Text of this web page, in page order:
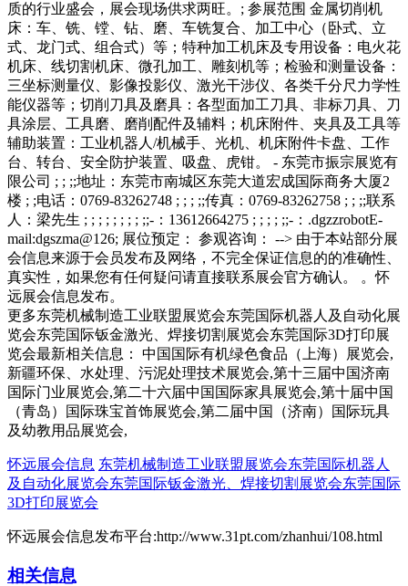
质的行业盛会，展会现场供求两旺。; 参展范围 金属切削机
床：车、铣、镗、钻、磨、车铣复合、加工中心（卧式、立
式、龙门式、组合式）等；特种加工机床及专用设备：电火花
机床、线切割机床、微孔加工、雕刻机等；检验和测量设备：
三坐标测量仪、影像投影仪、激光干涉仪、各类千分尺力学性
能仪器等；切削刀具及磨具：各型面加工刀具、非标刀具、刀
具涂层、工具磨、磨削配件及辅料；机床附件、夹具及工具等
辅助装置：工业机器人/机械手、光机、机床附件卡盘、工作
台、转台、安全防护装置、吸盘、虎钳。 - 东莞市振宗展览有
限公司 ; ; ;;地址：东莞市南城区东莞大道宏成国际商务大厦2
楼 ; ;电话：0769-83262748 ; ; ; ;;传真：0769-83262758 ; ; ;;联系
人：梁先生 ; ; ; ; ; ; ; ; ;;-：13612664275 ; ; ; ; ;;-：.dgzzrobotE-
mail:dgszma@126; 展位预定： 参观咨询： --> 由于本站部分展
会信息来源于会员发布及网络，不完全保证信息的的准确性、
真实性，如果您有任何疑问请直接联系展会官方确认。 。怀
远展会信息发布。
更多东莞机械制造工业联盟展览会东莞国际机器人及自动化展
览会东莞国际钣金激光、焊接切割展览会东莞国际3D打印展
览会最新相关信息： 中国国际有机绿色食品（上海）展览会,
新疆环保、水处理、污泥处理技术展览会,第十三届中国济南
国际门业展览会,第二十六届中国国际家具展览会,第十届中国
（青岛）国际珠宝首饰展览会,第二届中国（济南）国际玩具
及幼教用品展览会,
怀远展会信息 东莞机械制造工业联盟展览会东莞国际机器人
及自动化展览会东莞国际钣金激光、焊接切割展览会东莞国际
3D打印展览会
怀远展会信息发布平台:http://www.31pt.com/zhanhui/108.html
相关信息